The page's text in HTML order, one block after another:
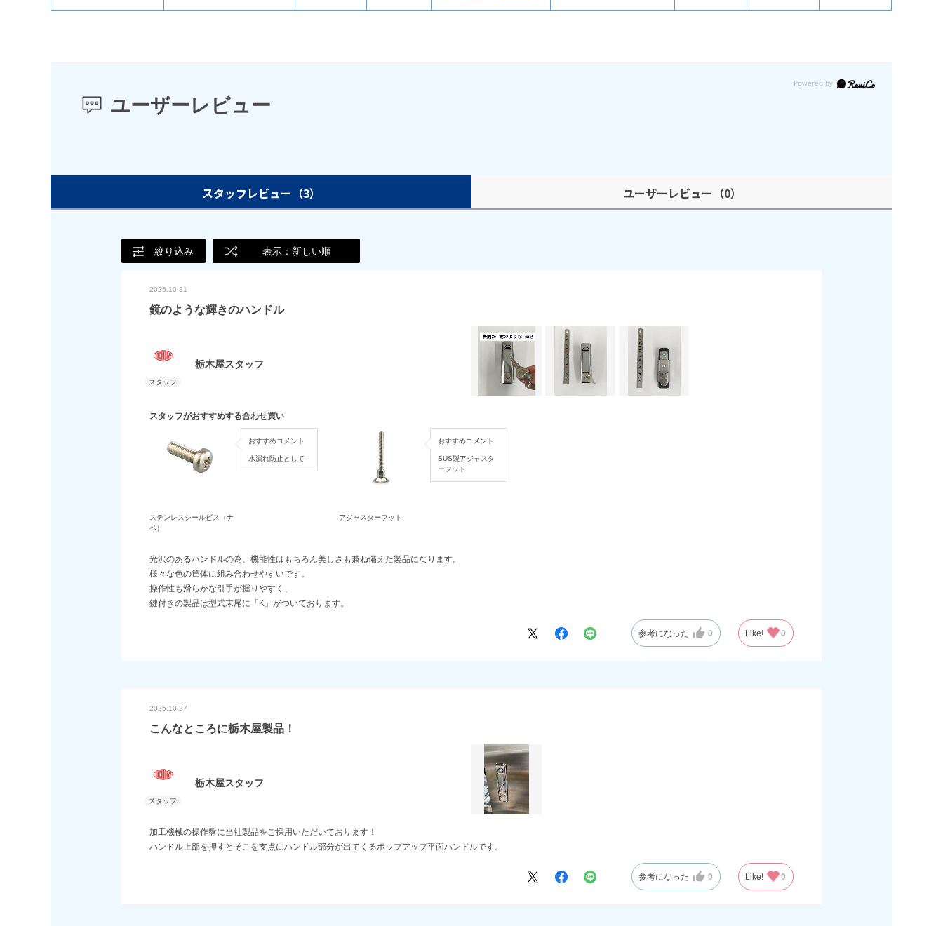
ユーザーレビュー
スタッフレビュー （3） ユーザーレビュー （0）
絞り込み 表示：新しい順
2025.10.31
鏡のような輝きのハンドル
栃木屋スタッフ
スタッフがおすすめする合わせ買い
ステンレスシールビス（ナ
ベ）
おすすめコメント
水漏れ防止として
アジャスターフット
おすすめコメント
SUS製アジャスタ
ーフット
光沢のあるハンドルの為、機能性はもちろん美しさも兼ね備えた製品になります。
様々な色の筐体に組み合わせやすいです。
操作性も滑らかな引手が握りやすく、
鍵付きの製品は型式末尾に「K」がついております。
参考になった 0 Like! 0
2025.10.27
こんなところに栃木屋製品！
栃木屋スタッフ
加工機械の操作盤に当社製品をご採用いただいております！
ハンドル上部を押すとそこを支点にハンドル部分が出てくるポップアップ平面ハンドルです。
参考になった 0 Like! 0